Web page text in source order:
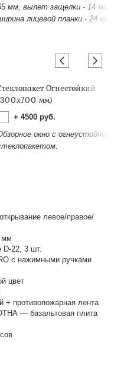
мм, вылет защелки - 14 мм,
лицевой планки - 24 мм.
Огнестойкий
мм)
+ 4500 руб.
окно с
левое/правое/
мм
D-22, 3 шт.
с нажимными ручками
цвет​​​​​​​
+ противопожарная лента
— базальтовая плита